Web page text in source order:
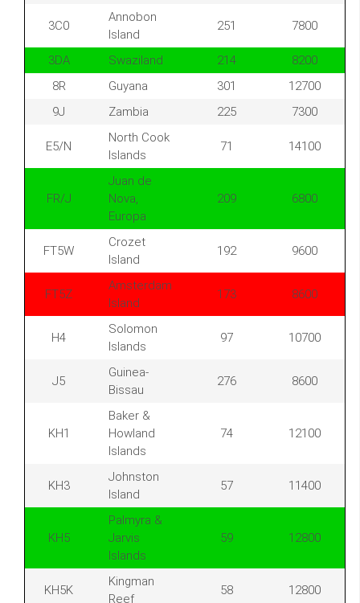
3C0
Annobon
Island
251 7800
3DA Swaziland 214
8200
8R
Guyana 301
12700
9J
Zambia 225 7300
E5/N
North Cook
Islands
71 14100
FR/J
Juan de
Nova,
Europa
209 6800
FT5W
Crozet
Island
192 9600
FT5Z
Amsterdam
Island
173 8600
H4
Solomon
Islands
97 10700
J5
Guinea-
Bissau
276 8600
KH1
Baker &
Howland
Islands
74 12100
KH3
Johnston
Island
57 11400
KH5
Palmyra &
Jarvis
Islands
59 12800
KH5K
Kingman
Reef
58 12800